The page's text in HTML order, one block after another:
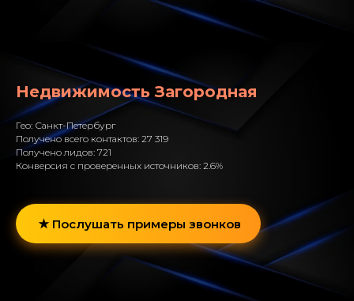
Недвижимость Загородная
Гео: Санкт-Петербург
Получено всего контактов: 27 319
Получено лидов: 721
Конверсия с проверенных источников: 2.6%
Послушать примеры звонков